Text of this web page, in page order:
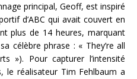
principal, Geoff, est inspiré
d’ABC qui avait couvert en
plus de 14 heures, marquant
célèbre phrase : « They’re all
»). Pour capturer l’intensité
le réalisateur Tim Fehlbaum a